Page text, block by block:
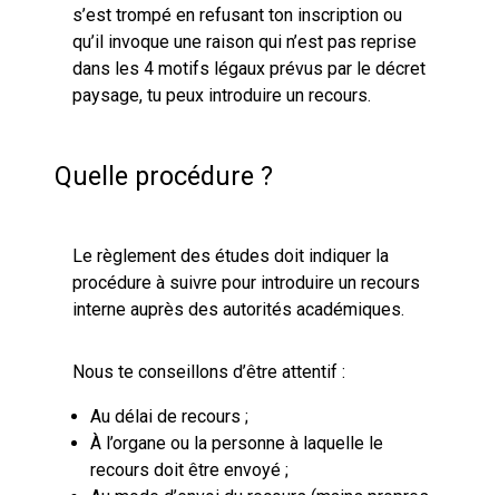
s’est trompé en refusant ton inscription ou
qu’il invoque une raison qui n’est pas reprise
dans les 4 motifs légaux prévus par le décret
paysage, tu peux introduire un recours.
Quelle procédure ?
Le règlement des études doit indiquer la
procédure à suivre pour introduire un recours
interne auprès des autorités académiques.
Nous te conseillons d’être attentif :
Au délai de recours ;
À l’organe ou la personne à laquelle le
recours doit être envoyé ;